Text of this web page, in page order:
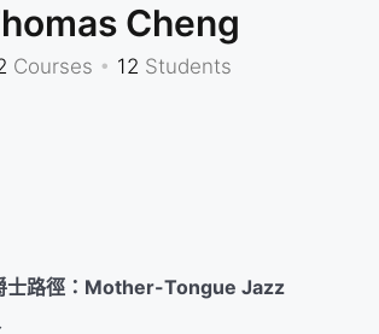
Cheng
Courses • 12 Students
士路徑：Mother-Tongue Jazz